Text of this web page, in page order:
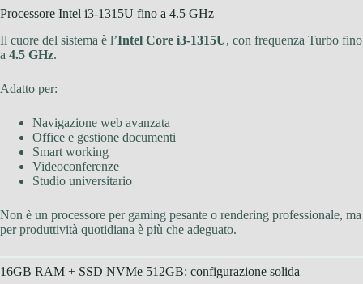
Processore Intel i3-1315U fino a 4.5 GHz
Il cuore del sistema è l’Intel Core i3-1315U, con frequenza Turbo fino
a 4.5 GHz.
Adatto per:
Navigazione web avanzata
Office e gestione documenti
Smart working
Videoconferenze
Studio universitario
Non è un processore per gaming pesante o rendering professionale, ma
per produttività quotidiana è più che adeguato.
16GB RAM + SSD NVMe 512GB: configurazione solida